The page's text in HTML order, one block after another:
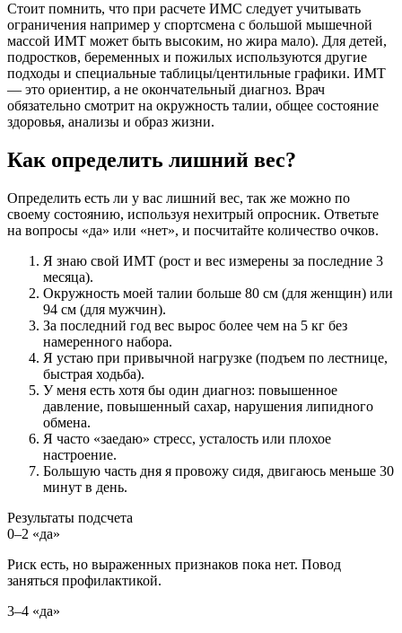
Стоит помнить, что при расчете ИМС следует учитывать
ограничения например у спортсмена с большой мышечной
массой ИМТ может быть высоким, но жира мало). Для детей,
подростков, беременных и пожилых используются другие
подходы и специальные таблицы/центильные графики. ИМТ
— это ориентир, а не окончательный диагноз. Врач
обязательно смотрит на окружность талии, общее состояние
здоровья, анализы и образ жизни.
Как определить лишний вес?
Определить есть ли у вас лишний вес, так же можно по
своему состоянию, используя нехитрый опросник. Ответьте
на вопросы «да» или «нет», и посчитайте количество очков.
Я знаю свой ИМТ (рост и вес измерены за последние 3
месяца).
Окружность моей талии больше 80 см (для женщин) или
94 см (для мужчин).
За последний год вес вырос более чем на 5 кг без
намеренного набора.
Я устаю при привычной нагрузке (подъем по лестнице,
быстрая ходьба).
У меня есть хотя бы один диагноз: повышенное
давление, повышенный сахар, нарушения липидного
обмена.
Я часто «заедаю» стресс, усталость или плохое
настроение.
Большую часть дня я провожу сидя, двигаюсь меньше 30
минут в день.
Результаты подсчета
0–2 «да»
Риск есть, но выраженных признаков пока нет. Повод
заняться профилактикой.
3–4 «да»